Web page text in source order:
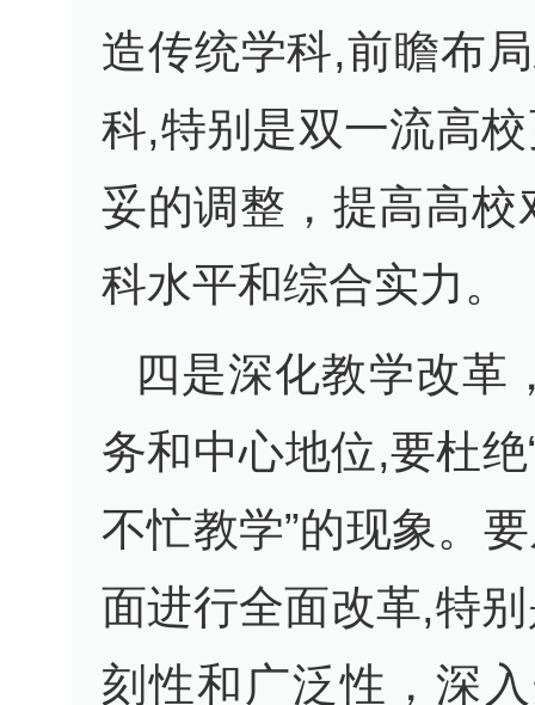
造传统学科,前瞻布
科,特别是双一流高
妥的调整，提高高
科水平和综合实力。
四是深化教学改革
务和中心地位,要杜
不忙教学”的现象。
面进行全面改革,特
刻性和广泛性，深